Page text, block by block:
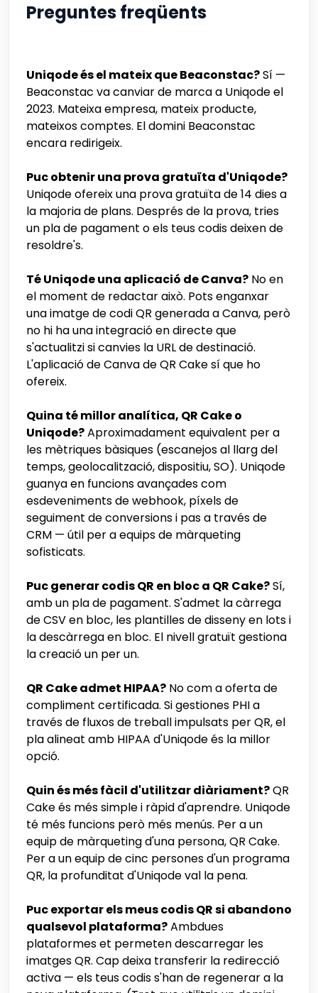
Preguntes freqüents
Uniqode és el mateix que Beaconstac?Sí —
Beaconstac va canviar de marca a Uniqode el
2023. Mateixa empresa, mateix producte,
mateixos comptes. El domini Beaconstac
encara redirigeix.
Puc obtenir una prova gratuïta d'Uniqode?
Uniqode ofereix una prova gratuïta de 14 dies a
la majoria de plans. Després de la prova, tries
un pla de pagament o els teus codis deixen de
resoldre's.
Té Uniqode una aplicació de Canva? No en
el moment de redactar això. Pots enganxar
una imatge de codi QR generada a Canva, però
no hi ha una integració en directe que
s'actualitzi si canvies la URL de destinació.
L'aplicació de Canva de QR Cake sí que ho
ofereix.
Quina té millor analítica, QR Cake o
Uniqode?Aproximadament equivalent per a
les mètriques bàsiques (escanejos al llarg del
temps, geolocalització, dispositiu, SO). Uniqode
guanya en funcions avançades com
esdeveniments de webhook, píxels de
seguiment de conversions i pas a través de
CRM — útil per a equips de màrqueting
sofisticats.
Puc generar codis QR en bloc a QR Cake?Sí,
amb un pla de pagament. S'admet la càrrega
de CSV en bloc, les plantilles de disseny en lots i
la descàrrega en bloc. El nivell gratuït gestiona
la creació un per un.
QR Cake admet HIPAA? No com a oferta de
compliment certificada. Si gestiones PHI a
través de fluxos de treball impulsats per QR, el
pla alineat amb HIPAA d'Uniqode és la millor
opció.
Quin és més fàcil d'utilitzar diàriament?QR
Cake és més simple i ràpid d'aprendre. Uniqode
té més funcions però més menús. Per a un
equip de màrqueting d'una persona, QR Cake.
Per a un equip de cinc persones d'un programa
QR, la profunditat d'Uniqode val la pena.
Puc exportar els meus codis QR si abandono
qualsevol plataforma?Ambdues
plataformes et permeten descarregar les
imatges QR. Cap deixa transferir la redirecció
activa — els teus codis s'han de regenerar a la